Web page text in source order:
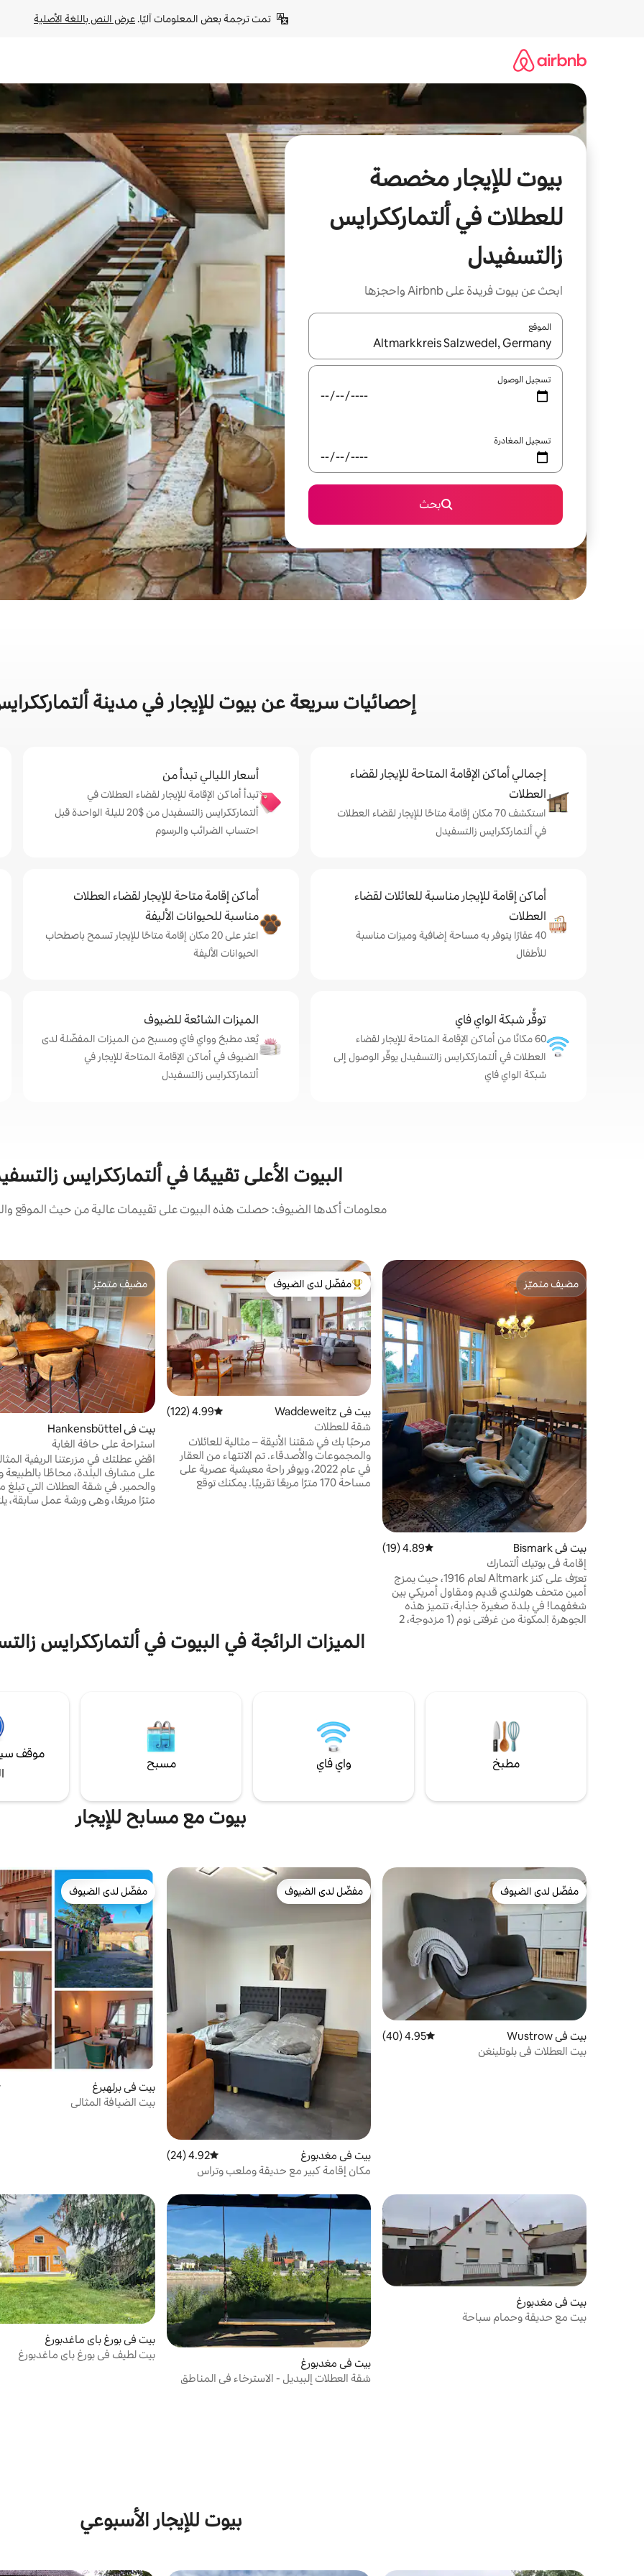
تمت ترجمة بعض المعلومات آليًا. عرض النص باللغة الأصلية
بيوت للإيجار مخصصة
للعطلات في ألتمارككرايس
زالتسفيدل
ابحث عن بيوت فريدة على Airbnb واحجزها
الموقع
عند توفر النتائج، انتقل باستخدام السهمين لأعلى ولأسفل أو استكشف عن طريق اللمس أو السحب.
تسجيل الوصول
تسجيل المغادرة
بحث
إحصائيات سريعة عن بيوت للإيجار في مدينة
إجمالي أماكن الإقامة المتاحة للإيجار لقضاء
العطلات
استكشف 70 مكان إقامة متاحًا للإيجار لقضاء العطلات
في ألتمارككرايس زالتسفيدل
أسعار الليالي تبدأ من
تبدأ أماكن الإقامة للإيجار لقضاء العطلات في
ألتمارككرايس زالتسفيدل من $‏20 لليلة الواحدة قبل
احتساب الضرائب والرسوم
أماكن إقامة للإيجار مناسبة للعائلات لقضاء
العطلات
40 عقارًا يتوفر به مساحة إضافية وميزات مناسبة
للأطفال
أماكن إقامة متاحة للإيجار لقضاء العطلات
مناسبة للحيوانات الأليفة
اعثر على 20 مكان إقامة متاحًا للإيجار تسمح باصطحاب
الحيوانات الأليفة
توفُّر شبكة الواي فاي
60 مكانًا من أماكن الإقامة المتاحة للإيجار لقضاء
العطلات في ألتمارككرايس زالتسفيدل يوفّر الوصول إلى
شبكة الواي فاي
الميزات الشائعة للضيوف
يُعد مطبخ وواي فاي ومسبح من الميزات المفضّلة لدى
الضيوف في أماكن الإقامة المتاحة للإيجار في
ألتمارككرايس زالتسفيدل
البيوت الأعلى تقييمًا في ألتمارككرايس
معلومات أكدها الضيوف: حصلت هذه البيوت على تقييمات عالية من حيث الموقع
مضيف متميّز
مضيف متميّز
بيت في Bismark متوسط التقييم 4.89 من 5، 19 مراجعات
4.89 (19)
إقامة في بوتيك ألتمارك
تعرّف على كنز Altmark لعام 1916، حيث يمزج
أمين متحف هولندي قديم ومقاول أمريكي بين
شغفهما! في بلدة صغيرة جذابة، تتميز هذه
الجوهرة المكونة من غرفتي نوم (1 مزدوجة، 2
من أبرز البيوت المفضّلة لدى الضيوف
مفضّل لدى الضيوف
بيت في Waddeweitz متوسط التقييم 4.99 من 5، 122 مراجعات
4.99 (122)
شقة للعطلات
مرحبًا بك في شقتنا الأنيقة – مثالية للعائلات
والمجموعات والأصدقاء. تم الانتهاء من العقار
في عام 2022، ويوفر راحة معيشية عصرية على
مساحة 170 مترًا مربعًا تقريبًا. يمكنك توقع
مضيف متميّز
مضيف متميّز
بيت في Hankensbüttel
استراحة على حافة الغابة
اقضِ عطلتك في مزرعتنا الريفية
على مشارف البلدة، محاطًا بالطبيعة
مترًا مربعًا، وهي ورشة عمل سابقة،
الميزات الرائجة في البيوت في ألتمارككرايس
مطبخ واي فاي مسبح
موقف
بيوت مع مسابح للإيجار
مفضّل لدى الضيوف
مفضّل لدى الضيوف
بيت في Wustrow متوسط التقييم 4.95 من 5، 40 مراجعات
4.95 (40)
بيت العطلات في بلوتلينغن
مفضّل لدى الضيوف
مفضّل لدى الضيوف
بيت في مغدبورغ متوسط التقييم 4.92 من 5، 24 مراجعات
4.92 (24)
مكان إقامة كبير مع حديقة وملعب وتراس
مفضّل لدى الضيوف
مفضّل لدى الضيوف
بيت في برلهبرغ
بيت الضيافة المثالي
بيت في مغدبورغ
بيت مع حديقة وحمام سباحة
بيت في مغدبورغ
شقة العطلات إلبيديل - الاسترخاء في المناطق
بيت في بورغ باي ماغدبورغ
بيت لطيف في بورغ باي ماغدبورغ
بيوت للإيجار الأسبوعي